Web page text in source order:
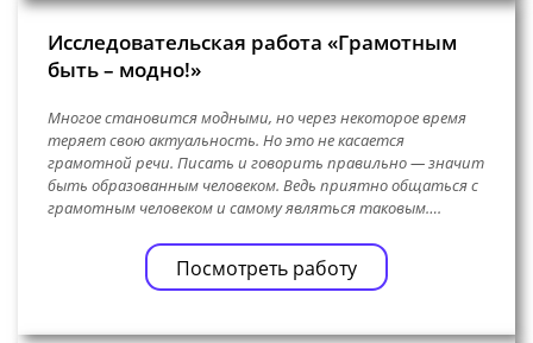
Исследовательская работа «Грамотным
быть – модно!»
Многое становится модными, но через некоторое время
теряет свою актуальность. Но это не касается
грамотной речи. Писать и говорить правильно — значит
быть образованным человеком. Ведь приятно общаться с
грамотным человеком и самому являться таковым….
Посмотреть работу